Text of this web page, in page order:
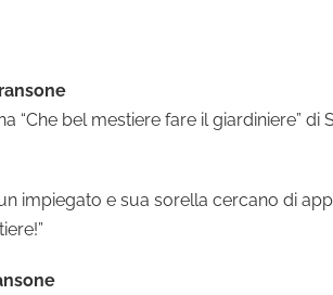
bel mestiere fare il giardiniere”
impiegato e sua sorella cercano di